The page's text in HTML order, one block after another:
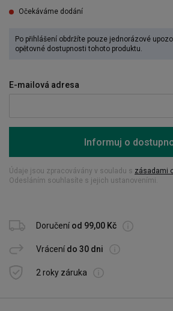
Očekáváme dodání
Po přihlášení obdržíte pouze jednorázové
opětovné dostupnosti tohoto produktu.
E-mailová adresa
Informuj o
Údaje jsou zpracovávány v souladu s zásadami
Odesláním souhlasíte s jejich ustanoveními.
Doručení od 99,00 Kč
Vrácení do 30 dni
2 roky záruka